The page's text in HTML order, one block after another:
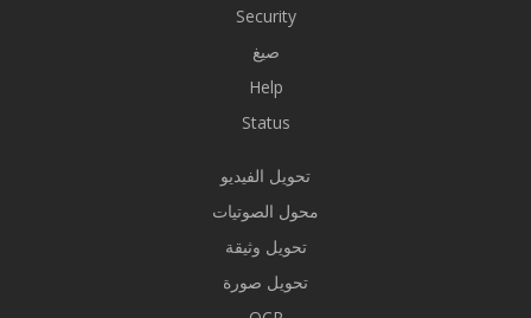
Security
صيغ
Help
Status
تحويل الفيديو
محول الصوتيات
تحويل وثيقة
تحويل صورة